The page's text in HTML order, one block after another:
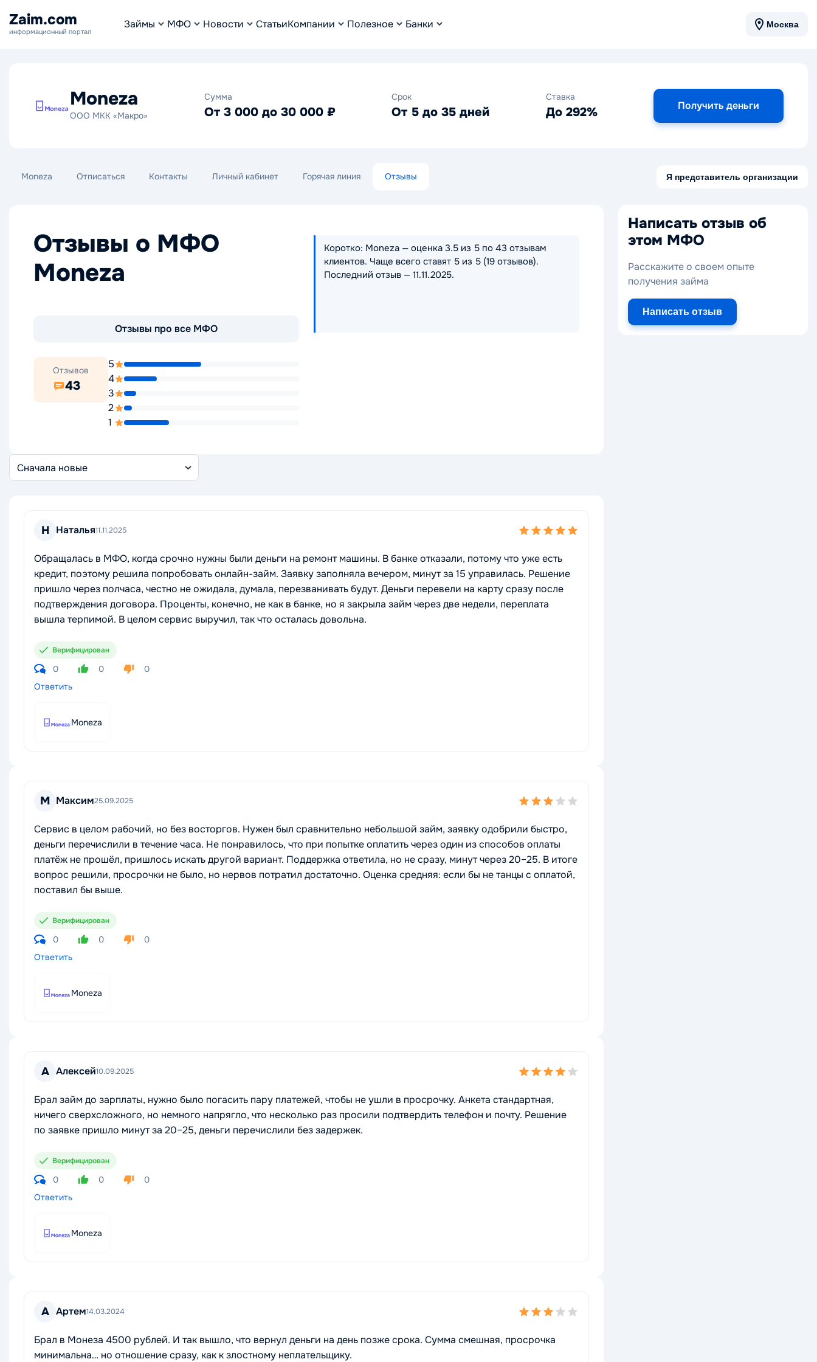
Zaim.com
информационный портал
Займы МФО Новости СтатьиКомпании Полезное Банки Москва
Moneza
ООО МКК «Макро»
Сумма
От 3 000 до 30 000 ₽
Срок
От 5 до 35 дней
Ставка
До 292% Получить деньги
Moneza Отписаться Контакты Личный кабинет Горячая линия Отзывы Я представитель организации
Отзывы о МФО
Moneza
Отзывы про все МФО
Коротко: Moneza — оценка 3.5 из 5 по 43 отзывам
клиентов. Чаще всего ставят 5 из 5 (19 отзывов).
Последний отзыв — 11.11.2025.
Отзывов
43
5
4
3
2
1
Сортировка
отзывов
Н Наталья11.11.2025
Обращалась в МФО, когда срочно нужны были деньги на ремонт машины. В банке отказали, потому что уже есть
кредит, поэтому решила попробовать онлайн-займ. Заявку заполняла вечером, минут за 15 управилась. Решение
пришло через полчаса, честно не ожидала, думала, перезванивать будут. Деньги перевели на карту сразу после
подтверждения договора. Проценты, конечно, не как в банке, но я закрыла займ через две недели, переплата
вышла терпимой. В целом сервис выручил, так что осталась довольна.
Верифицирован
0 0
0
Ответить
Moneza
М Максим25.09.2025
Сервис в целом рабочий, но без восторгов. Нужен был сравнительно небольшой займ, заявку одобрили быстро,
деньги перечислили в течение часа. Не понравилось, что при попытке оплатить через один из способов оплаты
платёж не прошёл, пришлось искать другой вариант. Поддержка ответила, но не сразу, минут через 20–25. В итоге
вопрос решили, просрочки не было, но нервов потратил достаточно. Оценка средняя: если бы не танцы с оплатой,
поставил бы выше.
Верифицирован
0 0
0
Ответить
Moneza
А Алексей10.09.2025
Брал займ до зарплаты, нужно было погасить пару платежей, чтобы не ушли в просрочку. Анкета стандартная,
ничего сверхсложного, но немного напрягло, что несколько раз просили подтвердить телефон и почту. Решение
по заявке пришло минут за 20–25, деньги перечислили без задержек.
Верифицирован
0 0
0
Ответить
Moneza
А Артем14.03.2024
Брал в Монеза 4500 рублей. И так вышло, что вернул деньги на день позже срока. Сумма смешная, просрочка
минимальна… но отношение сразу, как к злостному неплательщику.
Написать отзыв об
этом МФО
Расскажите о своем опыте
получения займа
Написать отзыв